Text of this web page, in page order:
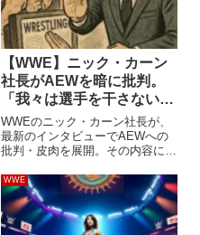
【WWE】ニック・カーン
社長がAEWを暗に批判。
「我々は選手を干さない」
「AEWからWWEへ選手が
大勢移籍してくる」「億万
長者のお父さんを尊敬」
WWEのニック・カーン社長が、
最新のインタビューでAEWへの
批判・皮肉を展開。その内容に賛
組に出演したニックは、具体的な
団体名は出さなかったものの
AEWを指していると思われる発
言を複数残しました。他のプロ...
WWE